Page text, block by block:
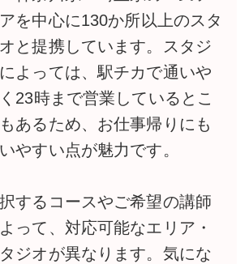
を中心に130か所以上のスタ
と提携しています。スタジ
よっては、駅チカで通いや
23時まで営業しているとこ
あるため、お仕事帰りにも
やすい点が魅力です。
するコースやご希望の講師
って、対応可能なエリア・
ジオが異なります。気にな